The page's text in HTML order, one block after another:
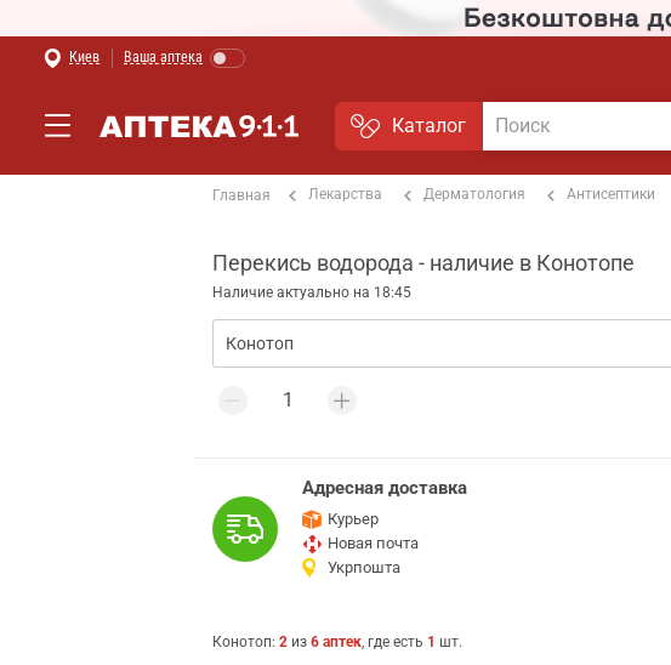
Киев Ваша аптека
Каталог
Главная Лекарства Дерматология Антисептики
Перекись водорода - наличие в Конотопе
Наличие актуально на 18:45
Адресная доставка
Курьер
Новая почта
Укрпошта
Конотоп: 2 из 6 аптек, где есть 1 шт.